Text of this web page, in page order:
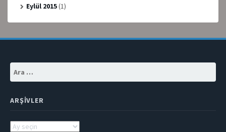
Eylül 2015(1)
ARŞIVLER
Arşivler